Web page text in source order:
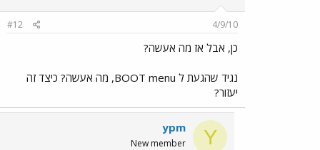
4/9/10
#12
כן, אבל אז מה אעשה?
נגיד שהגעת ל BOOT menu, מה אעשה? כיצד זה
יעזור?
Y
ypm
New member